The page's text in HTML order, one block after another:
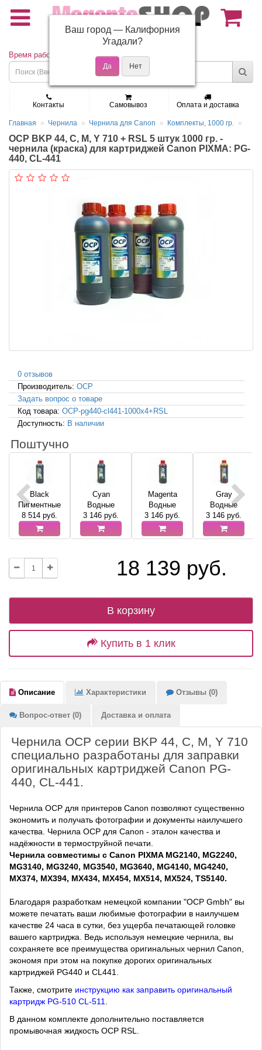
(495) 150-01-37
Время работы: Пн - Пт 9:30 - 19:00
Контакты Самовывоз Оплата и доставка
Главная Чернила Чернила для Canon Комплекты, 1000 гр.
OCP BKP 44, C, M, Y 710 + RSL 5 штук 1000 гр. -
чернила (краска) для картриджей Canon PIXMA: PG-
440, CL-441
0 отзывов
Производитель: OCP
Задать вопрос о товаре
Код товара: OCP-pg440-cl441-1000x4+RSL
Доступность: В наличии
Поштучно
Black
Пигментные
8 514 руб.
Cyan
Водные
3 146 руб.
Magenta
Водные
3 146 руб.
Gray
Водные
3 146 руб.
18 139 руб.
В корзину
Купить в 1 клик
Описание Характеристики Отзывы (0)
Вопрос-ответ (0) Доставка и оплата
Чернила OCP серии BKP 44, C, M, Y 710
специально разработаны для заправки
оригинальных картриджей Canon PG-
440, CL-441.
Чернила OCP для принтеров Canon позволяют существенно
экономить и получать фотографии и документы наилучшего
качества. Чернила OCP для Canon - эталон качества и
надёжности в термоструйной печати.
Чернила совместимы с Canon PIXMA MG2140, MG2240,
MG3140, MG3240, MG3540, MG3640, MG4140, MG4240,
MX374, MX394, MX434, MX454, MX514, MX524, TS5140.
Благодаря разработкам немецкой компании "OCP Gmbh" вы
можете печатать ваши любимые фотографии в наилучшем
качестве 24 часа в сутки, без ущерба печатающей головке
вашего картриджа. Ведь используя немецкие чернила, вы
сохраняете все преимущества оригинальных чернил Canon,
экономя при этом на покупке дорогих оригинальных
картриджей PG440 и CL441.
Также, смотрите инструкцию как заправить оригинальный
картридж PG-510 CL-511.
В данном комплекте дополнительно поставляется
промывочная жидкость OCP RSL.
Ваш город — Калифорния
Угадали?